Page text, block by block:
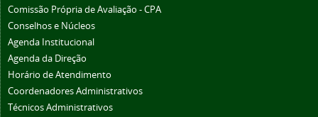
Comissão Própria de Avaliação - CPA
Conselhos e Núcleos
Agenda Institucional
Agenda da Direção
Horário de Atendimento
Coordenadores Administrativos
Técnicos Administrativos